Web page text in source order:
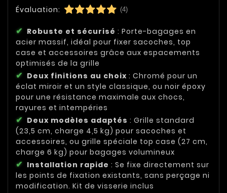
Évaluation: (4)
Robuste et sécurisé : Porte-bagages en
acier massif, idéal pour fixer sacoches, top
case et accessoires grâce aux espacements
optimisés de la grille
Deux finitions au choix : Chromé pour un
éclat miroir et un style classique, ou noir époxy
pour une résistance maximale aux chocs,
rayures et intempéries
Deux modèles adaptés : Grille standard
(23,5 cm, charge 4,5 kg) pour sacoches et
accessoires, ou grille spéciale top case (27 cm,
charge 6 kg) pour bagages volumineux
Installation rapide : Se fixe directement sur
les points de fixation existants, sans perçage ni
modification. Kit de visserie inclus